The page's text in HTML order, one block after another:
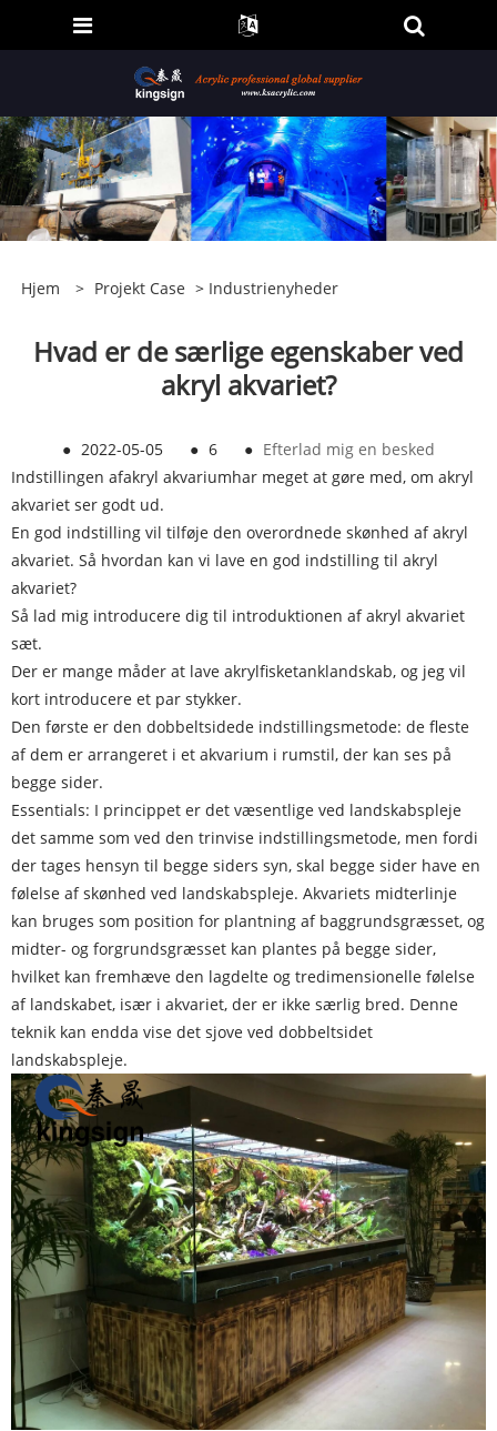
Hjem > Projekt Case > Industrienyheder
Hvad er de særlige egenskaber ved
akryl akvariet?
● 2022-05-05 ● 6 ● Efterlad mig en besked
Indstillingen afakryl akvariumhar meget at gøre med, om akryl
akvariet ser godt ud.
En god indstilling vil tilføje den overordnede skønhed af akryl
akvariet. Så hvordan kan vi lave en god indstilling til akryl
akvariet?
Så lad mig introducere dig til introduktionen af ​​akryl akvariet
sæt.
Der er mange måder at lave akrylfisketanklandskab, og jeg vil
kort introducere et par stykker.
Den første er den dobbeltsidede indstillingsmetode: de fleste
af dem er arrangeret i et akvarium i rumstil, der kan ses på
begge sider.
Essentials: I princippet er det væsentlige ved landskabspleje
det samme som ved den trinvise indstillingsmetode, men fordi
der tages hensyn til begge siders syn, skal begge sider have en
følelse af skønhed ved landskabspleje. Akvariets midterlinje
kan bruges som position for plantning af baggrundsgræsset, og
midter- og forgrundsgræsset kan plantes på begge sider,
hvilket kan fremhæve den lagdelte og tredimensionelle følelse
af landskabet, især i akvariet, der er ikke særlig bred. Denne
teknik kan endda vise det sjove ved dobbeltsidet
landskabspleje.